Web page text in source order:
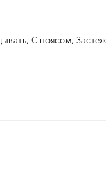
С поясом;